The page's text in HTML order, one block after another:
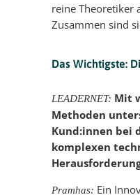
reine Theoretiker
Zusammen sind
Das Wichtigste:
LEADERNET: Mit
Methoden
Kund:innen bei
komplexen
Pramhas: Ein